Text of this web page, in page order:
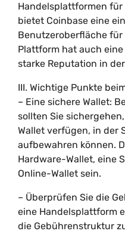
Handelsplattformen
bietet Coinbase eine
Benutzeroberfläche für
Plattform hat auch
starke Reputation in
III. Wichtige Punkte
– Eine sichere Wallet:
sollten Sie
Wallet verfügen, in der
aufbewahren können.
Hardware-Wallet, eine
Online-Wallet sein.
– Überprüfen Sie die
eine Handelsplattform
die Gebührenstruktur